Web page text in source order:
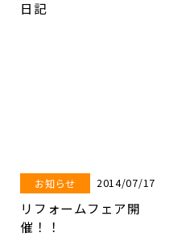
日記
お知らせ 2014/07/17
リフォームフェア開
催！！